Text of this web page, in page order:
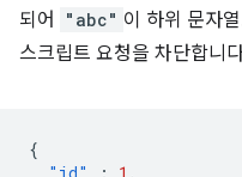
되어
"abc" 이 하위 문자
스크립트 요청을 차단합니
{